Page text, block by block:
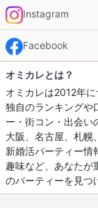
Instagram
Facebook
オミカレとは？
オミカレは2012年
独自のランキングや
ー・街コン・出会い
大阪、名古屋、札幌
新婚活パーティー情
趣味など、あなたが
のパーティーを見つ